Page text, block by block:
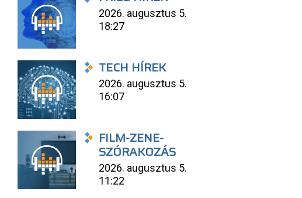
2026. augusztus 5.
18:27
TECH HÍREK
2026. augusztus 5.
16:07
FILM-ZENE-
SZÓRAKOZÁS
2026. augusztus 5.
11:22